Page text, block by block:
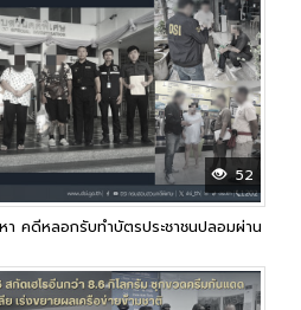
52
คดีหลอกรับทำบัตรประชาชนปลอมผ่าน